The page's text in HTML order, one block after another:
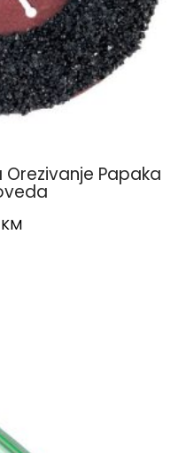
Orezivanje Papaka
KM